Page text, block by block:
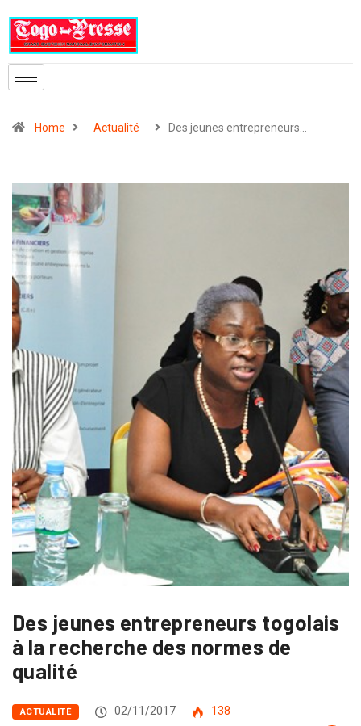
Home Actualité Des jeunes entrepreneurs…
Des jeunes entrepreneurs togolais
à la recherche des normes de
qualité
ACTUALITÉ 02/11/2017
138